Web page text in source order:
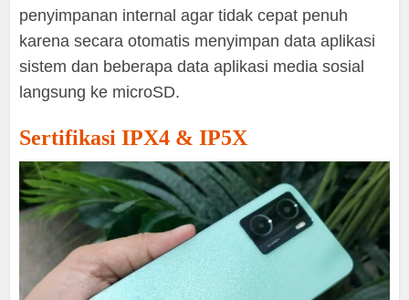
penyimpanan internal agar tidak cepat penuh
karena secara otomatis menyimpan data aplikasi
sistem dan beberapa data aplikasi media sosial
langsung ke microSD.
Sertifikasi IPX4 & IP5X